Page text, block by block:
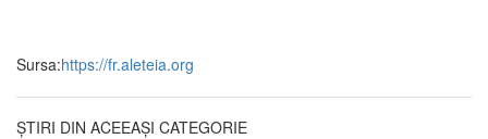
Sursa:https://fr.aleteia.org
ȘTIRI DIN ACEEAȘI CATEGORIE